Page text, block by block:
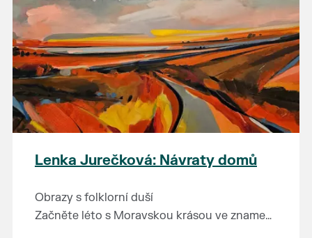
Lenka Jurečková: Návraty domů
Obrazy s folklorní duší
Začněte léto s Moravskou krásou ve znamení